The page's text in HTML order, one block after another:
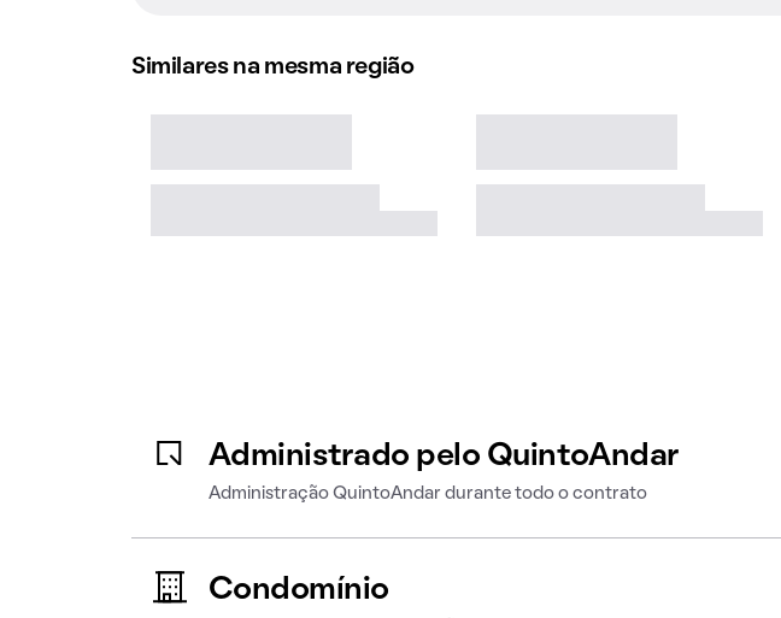
Similares na mesma região
Administrado pelo QuintoAndar
Administração QuintoAndar durante todo o contrato
Condomínio